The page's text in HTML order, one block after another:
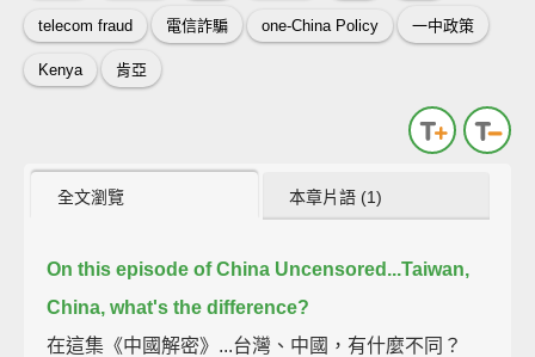
telecom fraud 電信詐騙 one-China Policy 一中政策
Kenya 肯亞
全文瀏覽 本章片語 (1)
On this episode of China Uncensored...Taiwan,
China, what's the difference?
在這集《中國解密》...台灣、中國，有什麼不同？